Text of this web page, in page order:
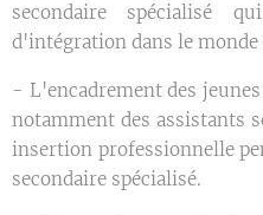
secondaire spécialisé
d'intégration dans le
- L'encadrement des
notamment des assistants
insertion professionnelle
secondaire spécialisé.